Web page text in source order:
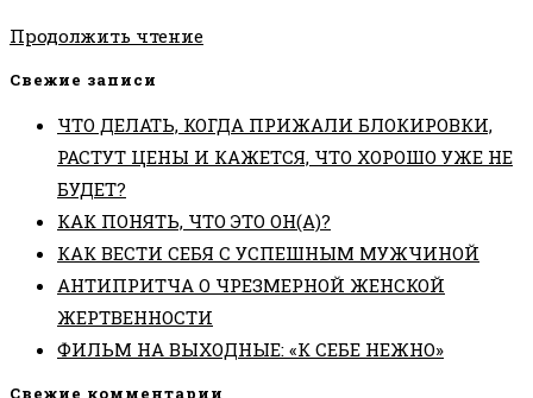
Продолжить чтениеЧТО
РАССКАЗАЛИ
В
«СЕКРЕТ»
Свежие записи
ЧТО ДЕЛАТЬ, КОГДА ПРИЖАЛИ БЛОКИРОВКИ,
РАСТУТ ЦЕНЫ И КАЖЕТСЯ, ЧТО ХОРОШО УЖЕ НЕ
БУДЕТ?
КАК ПОНЯТЬ, ЧТО ЭТО ОН(А)?
КАК ВЕСТИ СЕБЯ С УСПЕШНЫМ МУЖЧИНОЙ
АНТИПРИТЧА О ЧРЕЗМЕРНОЙ ЖЕНСКОЙ
ЖЕРТВЕННОСТИ
ФИЛЬМ НА ВЫХОДНЫЕ: «К СЕБЕ НЕЖНО»
Свежие комментарии